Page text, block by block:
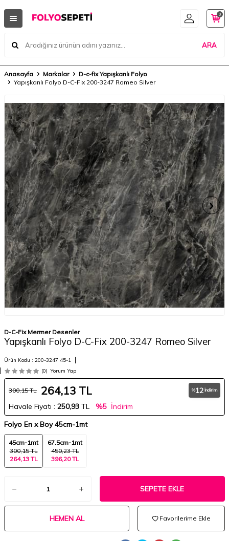
ARA
0
Anasayfa Markalar
D-c-fix Yapışkanlı Folyo
Yapışkanlı Folyo D-C-Fix 200-3247 Romeo Silver
D-C-Fix Mermer Desenler
Yapışkanlı Folyo D-C-Fix 200-3247 Romeo Silver
Ürün Kodu : 200-3247 45-1
(0) Yorum Yap
300,15TL 264,13 TL %12 İndirim
Havale Fiyatı : 250,93 TL %5 İndirim
Folyo En x Boy45cm-1mt
45cm-1mt
300,15 TL
264,13 TL
67.5cm-1mt
450,23 TL
396,20 TL
SEPETE EKLE
HEMEN AL Favorilerime Ekle